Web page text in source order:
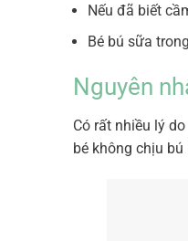
Nếu đã biết
Bé bú sữa
Nguyên
Có rất nhiều lý
bé không chịu